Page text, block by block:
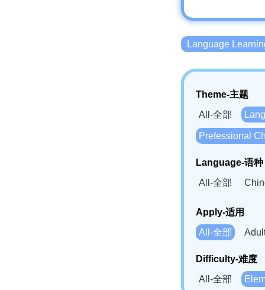
Language
Theme-主题
All-全部
Prefessional
Language-语种
All-全部
Bahasa
Swahili(SW)-
Apply-适用
All-全部
Difficulty-难度
All-全部